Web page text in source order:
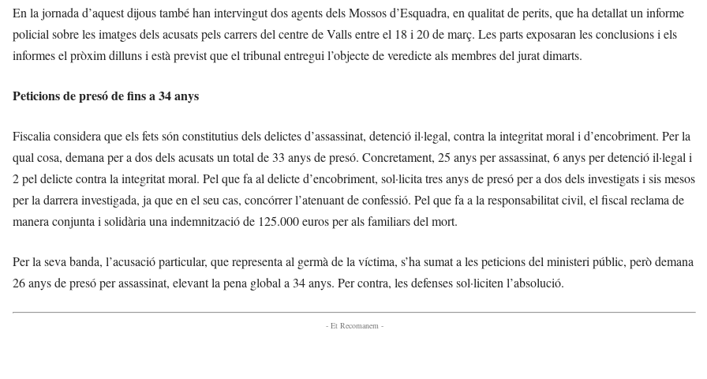
En la jornada d’aquest dijous també han intervingut dos agents dels Mossos d’Esquadra, en qualitat de perits, que ha detallat un informe
policial sobre les imatges dels acusats pels carrers del centre de Valls entre el 18 i 20 de març. Les parts exposaran les conclusions i els
informes el pròxim dilluns i està previst que el tribunal entregui l’objecte de veredicte als membres del jurat dimarts.
Peticions de presó de fins a 34 anys
Fiscalia considera que els fets són constitutius dels delictes d’assassinat, detenció il·legal, contra la integritat moral i d’encobriment. Per la
qual cosa, demana per a dos dels acusats un total de 33 anys de presó. Concretament, 25 anys per assassinat, 6 anys per detenció il·legal i
2 pel delicte contra la integritat moral. Pel que fa al delicte d’encobriment, sol·licita tres anys de presó per a dos dels investigats i sis mesos
per la darrera investigada, ja que en el seu cas, concórrer l’atenuant de confessió. Pel que fa a la responsabilitat civil, el fiscal reclama de
manera conjunta i solidària una indemnització de 125.000 euros per als familiars del mort.
Per la seva banda, l’acusació particular, que representa al germà de la víctima, s’ha sumat a les peticions del ministeri públic, però demana
26 anys de presó per assassinat, elevant la pena global a 34 anys. Per contra, les defenses sol·liciten l’absolució.
- Et Recomanem -